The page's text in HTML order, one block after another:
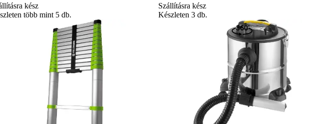
kész
több mint 5 db.
Szállításra kész
Készleten 3 db.